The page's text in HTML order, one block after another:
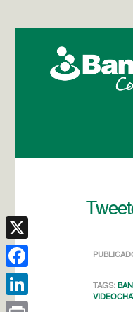
TAGS:
X
Facebook
LinkedIn